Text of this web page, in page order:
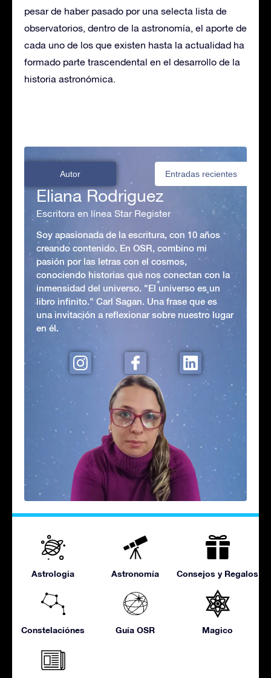
pesar de haber pasado por una selecta lista de
observatorios, dentro de la astronomía, el aporte de
cada uno de los que existen hasta la actualidad ha
formado parte trascendental en el desarrollo de la
historia astronómica.
Autor Entradas recientes
Eliana Rodriguez
Escritora en línea Star Register
Soy apasionada de la escritura, con 10 años
creando contenido. En OSR, combino mi
pasión por las letras con el cosmos,
conociendo historias que nos conectan con la
inmensidad del universo. "El universo es un
libro infinito." Carl Sagan. Una frase que es
una invitación a reflexionar sobre nuestro lugar
en él.
Astrologia Astronomía Consejos y Regalos
Constelaciónes Guía OSR Magico